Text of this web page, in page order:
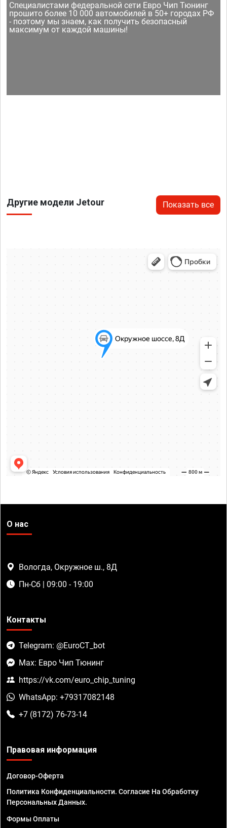
Специалистами федеральной сети Евро Чип Тюнинг
прошито более 10 000 автомобилей в 50+ городах РФ
- поэтому мы знаем, как получить безопасный
максимум от каждой машины!
Другие модели Jetour Показать все
О нас
Вологда, Окружное ш., 8Д
Пн-Сб | 09:00 - 19:00
Контакты
Telegram: @EuroCT_bot
Max: Евро Чип Тюнинг
https://vk.com/euro_chip_tuning
WhatsApp: +79317082148
+7 (8172) 76-73-14
Правовая информация
Договор-Оферта
Политика Конфиденциальности. Согласие На Обработку
Персональных Данных.
Формы Оплаты